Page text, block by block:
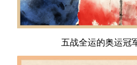
五战全运的奥运冠